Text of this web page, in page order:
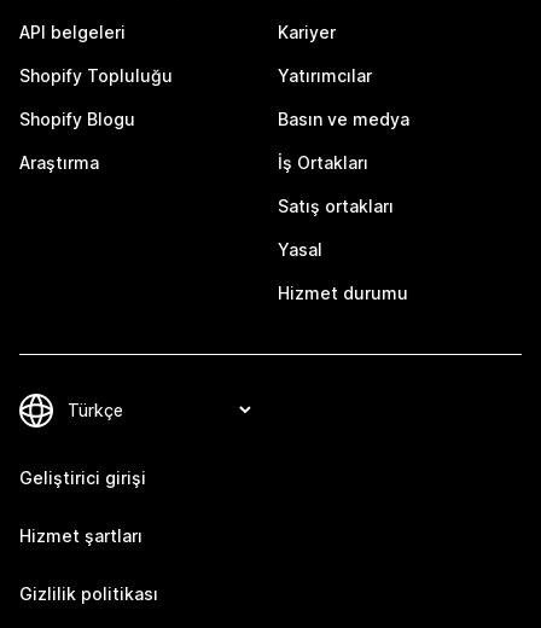
API belgeleri
Shopify Topluluğu
Shopify Blogu
Araştırma
Kariyer
Yatırımcılar
Basın ve medya
İş Ortakları
Satış ortakları
Yasal
Hizmet durumu
Geliştirici girişi
Hizmet şartları
Gizlilik politikası